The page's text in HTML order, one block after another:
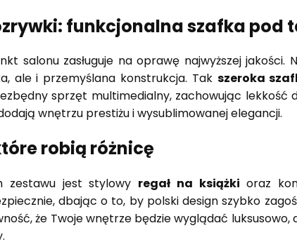
funkcjonalna szafka pod
salonu zasługuje na oprawę najwyższej jakości.
ale i przemyślana konstrukcja. Tak szeroka
sprzęt multimedialny, zachowując lekkość
wnętrzu prestiżu i wysublimowanej elegancji.
robią różnicę
zestawu jest stylowy regał na książki oraz
dbając o to, by polski design szybko
że Twoje wnętrze będzie wyglądać